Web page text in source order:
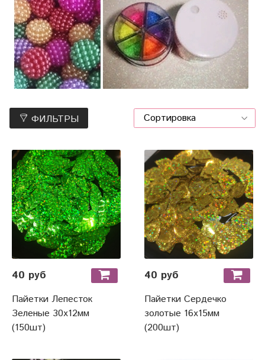
ФИЛЬТРЫ
40 руб
Пайетки Лепесток
Зеленые 30х12мм
(150шт)
40 руб
Пайетки Сердечко
золотые 16х15мм
(200шт)